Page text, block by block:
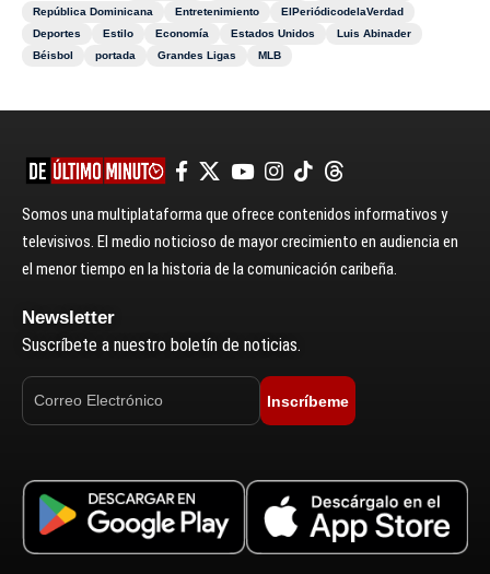
República Dominicana
Entretenimiento
ElPeriódicodelaVerdad
Deportes
Estilo Economía Estados Unidos
Luis Abinader
Béisbol
portada Grandes Ligas MLB
Somos una multiplataforma que ofrece contenidos informativos y
televisivos. El medio noticioso de mayor crecimiento en audiencia en
el menor tiempo en la historia de la comunicación caribeña.
Newsletter
Suscríbete a nuestro boletín de noticias.
Inscríbeme